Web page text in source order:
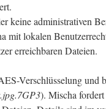
keine administrativen
mit lokalen
erreichbaren Dateien.
Verschlüsselung und
). Mischa